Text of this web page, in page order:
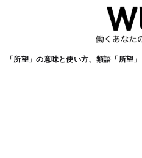
「所望」の意味と使い方、類語「所望